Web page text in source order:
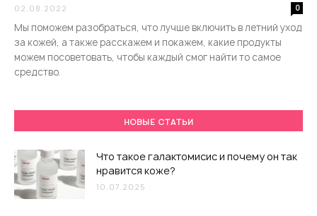
02.08.2022 0
Мы поможем разобраться, что лучше включить в летний уход
за кожей, а также расскажем и покажем, какие продукты
можем посоветовать, чтобы каждый смог найти то самое
средство.
НОВЫЕ СТАТЬИ
Что такое галактомисис и почему он так
нравится коже?
10.07.2025